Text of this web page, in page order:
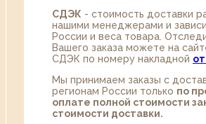
СДЭК - стоимость доставки
нашими менеджерами и
России и веса товара.
Вашего заказа можете на
СДЭК по номеру накладной
Мы принимаем заказы с
регионам России только по
оплате полной стоимости
стоимости доставки.